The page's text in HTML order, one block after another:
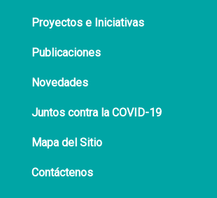
Proyectos e Iniciativas
Publicaciones
Novedades
Juntos contra la COVID-19
Mapa del Sitio
Contáctenos